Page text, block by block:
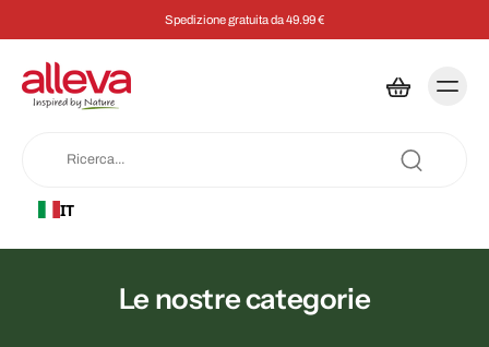
Spedizione gratuita da 49.99 €
IT
Le nostre categorie